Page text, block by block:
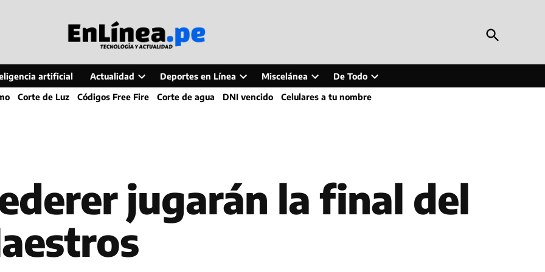
Open
Search
artificial Actualidad
Open
dropdown
Deportes en Línea
Open
dropdown
Miscelánea
Open
dropdown
De Todo
Open
Corte de Luz Códigos Free Fire Corte de agua DNI vencido Celulares a tu nombre
jugarán la final del